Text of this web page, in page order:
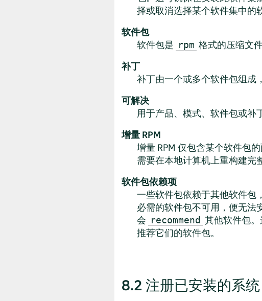
择或取消选择某个软件集中的
软件包
软件包是 rpm 格式的压缩文
补丁
补丁由一个或多个软件包组成
可解决
用于产品、模式、软件包或补
增量 RPM
增量 RPM 仅包含某个软件包
需要在本地计算机上重构建完
软件包依赖项
一些软件包依赖于其他软件包
必需的软件包不可用，便无法
会 recommend 其他软件包
推荐它们的软件包。
8.2 注册已安装的系统